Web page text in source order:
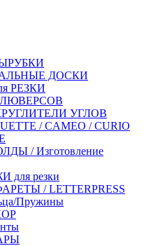
ДОСКИ
РЕЗКИ
УГЛОВ
/ CAMEO / CURIO
/ Изготовление
резки
/ LETTERPRESS
Пружины